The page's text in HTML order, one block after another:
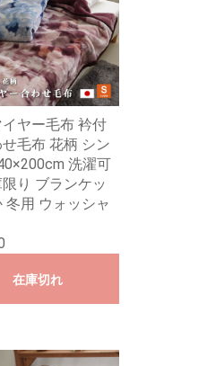
ヤー毛布 衿付
せ毛布 花柄 シン
洗濯可
り ブランケッ
冬用 ウォッシャ
在庫切れ